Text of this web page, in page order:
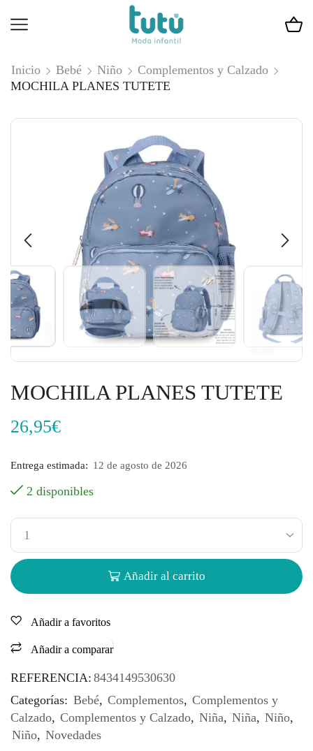
Inicio Bebé Niño
Complementos y Calzado
MOCHILA PLANES TUTETE
MOCHILA PLANES TUTETE
26,95€
Entrega estimada: 12 de agosto de 2026
2 disponibles
Añadir al carrito
Añadir a favoritos
Añadir a comparar
REFERENCIA: 8434149530630
Categorías: Bebé, Complementos, Complementos y
Calzado, Complementos y Calzado, Niña, Niña, Niño,
Niño, Novedades